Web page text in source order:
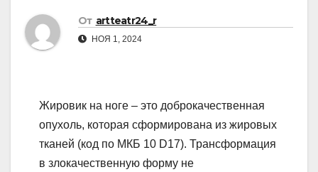
От artteatr24_r
НОЯ 1, 2024
Жировик на ноге – это доброкачественная
опухоль, которая сформирована из жировых
тканей (код по МКБ 10 D17). Трансформация
в злокачественную форму не